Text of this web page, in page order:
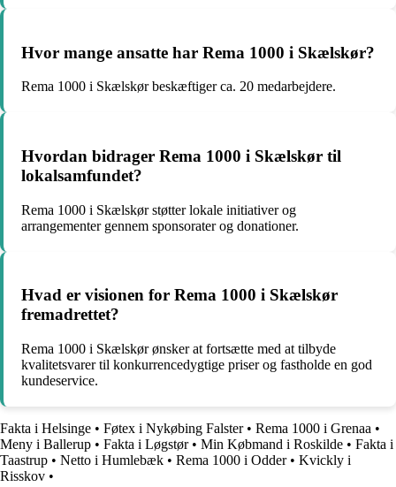
Hvor mange ansatte har Rema 1000 i Skælskør?
Rema 1000 i Skælskør beskæftiger ca. 20 medarbejdere.
Hvordan bidrager Rema 1000 i Skælskør til
lokalsamfundet?
Rema 1000 i Skælskør støtter lokale initiativer og
arrangementer gennem sponsorater og donationer.
Hvad er visionen for Rema 1000 i Skælskør
fremadrettet?
Rema 1000 i Skælskør ønsker at fortsætte med at tilbyde
kvalitetsvarer til konkurrencedygtige priser og fastholde en god
kundeservice.
Fakta i Helsinge • Føtex i Nykøbing Falster• Rema 1000 i Grenaa •
Meny i Ballerup • Fakta i Løgstør• Min Købmand i Roskilde • Fakta i
Taastrup • Netto i Humlebæk • Rema 1000 i Odder• Kvickly i
Risskov •